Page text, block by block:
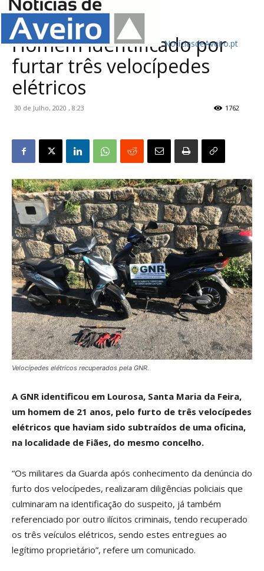
NotíciasdeAveiro.pt
Início Actualidade
Actualidade Região Santa Maria da Feira
Homem identificado por
furtar três velocípedes
elétricos
30 de Julho, 2020 , 8:23 1762
Velocípedes elétricos recuperados pela GNR.
A GNR identificou em Lourosa, Santa Maria da Feira,
um homem de 21 anos, pelo furto de três velocípedes
elétricos que haviam sido subtraídos de uma oficina,
na localidade de Fiães, do mesmo concelho.
“Os militares da Guarda após conhecimento da denúncia do
furto dos velocípedes, realizaram diligências policiais que
culminaram na identificação do suspeito, já também
referenciado por outro ilícitos criminais, tendo recuperado
os três veículos elétricos, sendo estes entregues ao
legítimo proprietário”, refere um comunicado.